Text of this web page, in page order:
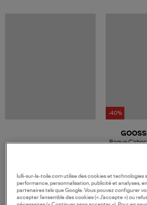
-40%
Bague
lulli-sur-la-toile.com utilise des cookies et technologies
performance, personnalisation, publicité et analyses,
partenaires tels que Google. Vous pouvez configurer
accepter l’ensemble des cookies (« J’accepte ») ou